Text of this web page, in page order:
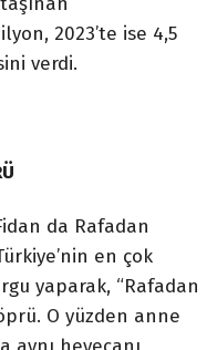
2023’te ise 4,5
verdi.
da Rafadan
en çok
yaparak, “Rafadan
O yüzden anne